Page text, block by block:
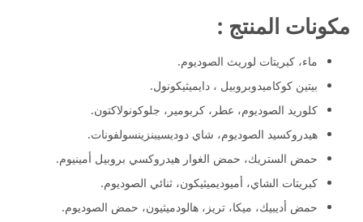
مكونات المنتج :
ماء، كبريتات لوريث الصوديوم.
بيتين كوكاميدوبروبيل ، دايميثيكونول.
كلوريد الصوديوم، عطر، كربومير، جلوكونولاكتون.
هيدروكسيد الصوديوم، شاي دوديسيبنزينسولفونات.
حمض الستريك، حمض الغوار هيدروكسي بروبيل أمينيوم.
كبريتات الشاي، أميوديميثيكون، ثنائي الصوديوم.
حمض أديبيك، ميكا، تريز، هالودميثيون، حمض الصوديوم.